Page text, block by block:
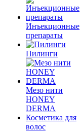
Инъекционные
препараты
Пилинги
Мезо нити
HONEY
DERMA
Косметика для
волос